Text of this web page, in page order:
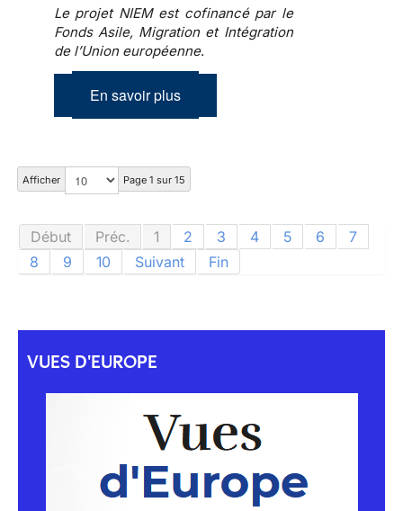
Le projet NIEM est cofinancé par le
Fonds Asile, Migration et Intégration
de l’Union européenne.
En savoir plus
Afficher Page 1 sur 15
Début Préc. 1 2 3 4 5 6
7
8
9 10 Suivant Fin
VUES D'EUROPE